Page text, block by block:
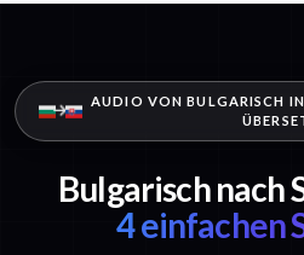
AUDIO VON BULGARISCH
Bulgarisch nach
4 einfachen